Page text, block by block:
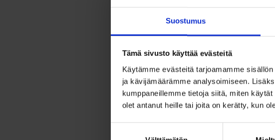
Suostumus
Tämä sivusto käyttää evästeitä
Käytämme evästeitä tarjoamamme
ja kävijämäärämme analysoimiseen.
kumppaneillemme tietoja siitä, miten
olet antanut heille tai joita on kerätty, kun
Ketjut